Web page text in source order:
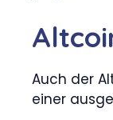
Auch der
einer